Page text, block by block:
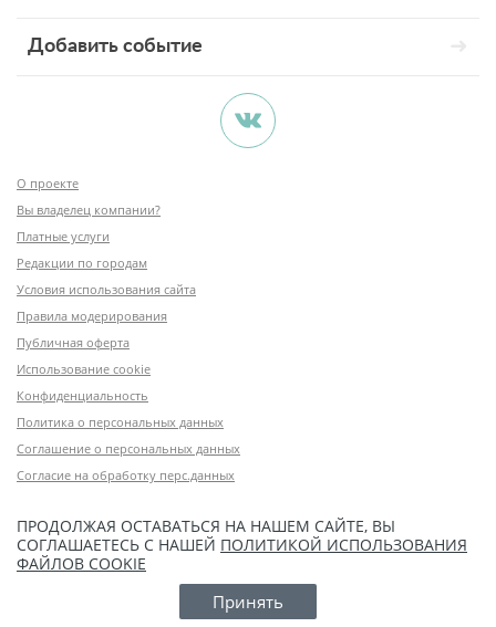
Добавить событие
О проекте
Вы владелец компании?
Платные услуги
Редакции по городам
Условия использования сайта
Правила модерирования
Публичная оферта
Использование cookie
Конфиденциальность
Политика о персональных данных
Соглашение о персональных данных
Согласие на обработку перс.данных
ПРОДОЛЖАЯ ОСТАВАТЬСЯ НА НАШЕМ САЙТЕ, ВЫ
СОГЛАШАЕТЕСЬ С НАШЕЙ ПОЛИТИКОЙ ИСПОЛЬЗОВАНИЯ
ФАЙЛОВ COOKIE
Принять